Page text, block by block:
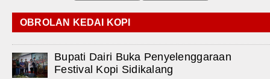
OBROLAN KEDAI KOPI
Bupati Dairi Buka Penyelenggaraan
Festival Kopi Sidikalang